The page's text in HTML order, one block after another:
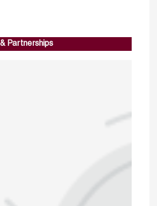
Partnerships